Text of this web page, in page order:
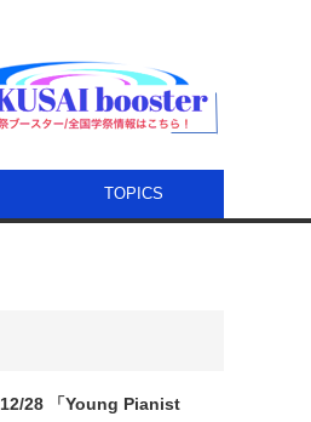
TOPICS
12/28 「Young Pianist